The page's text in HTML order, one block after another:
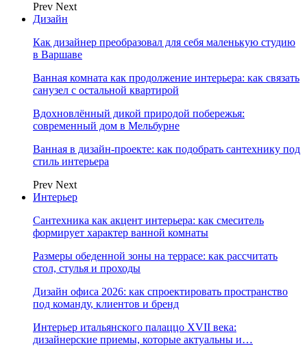
Prev Next
Дизайн
Как дизайнер преобразовал для себя маленькую студию
в Варшаве
Ванная комната как продолжение интерьера: как связать
санузел с остальной квартирой
Вдохновлённый дикой природой побережья:
современный дом в Мельбурне
Ванная в дизайн-проекте: как подобрать сантехнику под
стиль интерьера
Prev Next
Интерьер
Сантехника как акцент интерьера: как смеситель
формирует характер ванной комнаты
Размеры обеденной зоны на террасе: как рассчитать
стол, стулья и проходы
Дизайн офиса 2026: как спроектировать пространство
под команду, клиентов и бренд
Интерьер итальянского палаццо XVII века:
дизайнерские приемы, которые актуальны и…